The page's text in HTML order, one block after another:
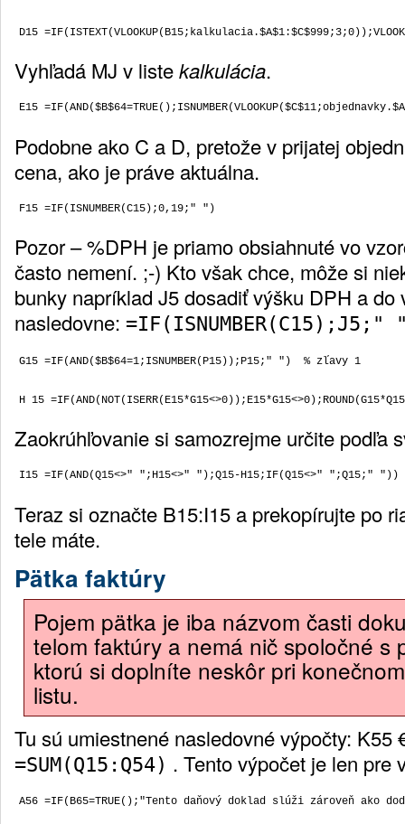
Vyhľadá MJ v listekalkulácia.
Podobne ako C a D, pretože v prijatej
cena, ako je práve aktuálna.
Pozor – %DPH je priamo obsiahnuté vo
často nemení. ;-) Kto však chce, môže si
bunky napríklad J5 dosadiť výšku DPH a do
nasledovne: =IF(ISNUMBER(C15);J5;"
Zaokrúhľovanie si samozrejme určite podľa
Teraz si označte B15:I15 a prekopírujte po
tele máte.
Pätka faktúry
Pojem pätka je iba názvom časti
telom faktúry a nemá nič spoločné s
ktorú si doplníte neskôr pri
listu.
Tu sú umiestnené nasledovné výpočty: K55
=SUM(Q15:Q54) . Tento výpočet je len pre